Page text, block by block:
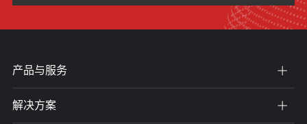
产品与服务
解决方案